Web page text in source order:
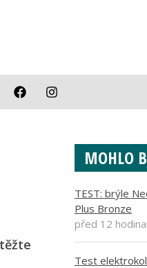
MOHLO
TEST: brýle
Plus Bronze
před 12
Test